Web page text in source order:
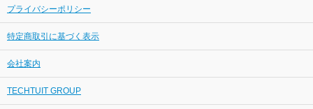
プライバシーポリシー
特定商取引に基づく表示
会社案内
TECHTUIT GROUP